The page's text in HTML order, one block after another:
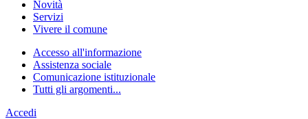
Novità
Servizi
Vivere il comune
Accesso all'informazione
Assistenza sociale
Comunicazione istituzionale
Tutti gli argomenti...
Accedi